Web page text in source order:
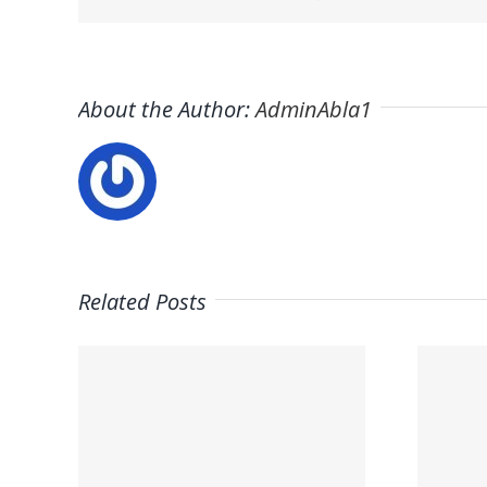
About the Author:AdminAbla1
Related Posts